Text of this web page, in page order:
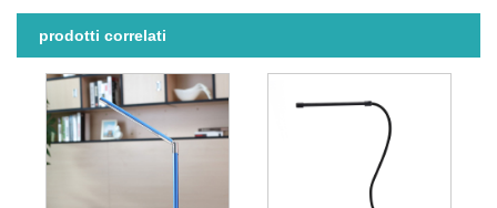
prodotti correlati